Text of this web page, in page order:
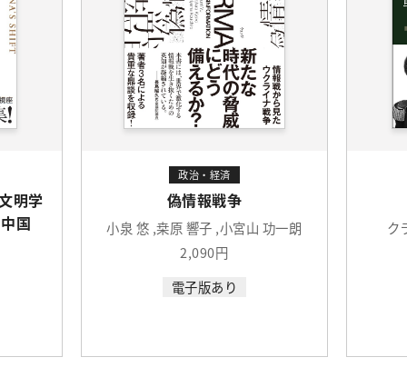
明学
国
政治・経済
偽情報戦争
小泉 悠 ,桒原 響子 ,小宮山 功一朗
2,090円
電子版あり
ク